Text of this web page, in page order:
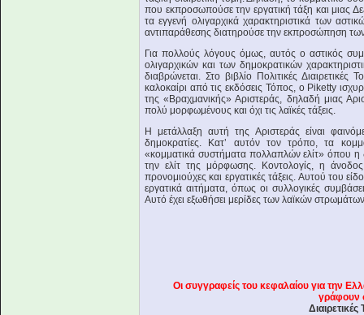
που εκπροσωπούσε την εργατική τάξη και μιας
τα εγγενή ολιγαρχικά χαρακτηριστικά των
αντιπαράθεσης διατηρούσε την εκπροσώπηση
Για πολλούς λόγους όμως, αυτός ο αστικός
ολιγαρχικών και των δημοκρατικών
διαβρώνεται. Στο βιβλίο Πολιτικές
καλοκαίρι από τις εκδόσεις Τόπος, ο Piketty
της «Βραχμανικής» Αριστεράς, δηλαδή μιας
πολύ μορφωμένους και όχι τις λαϊκές τάξεις.
Η μετάλλαξη αυτή της Αριστεράς είναι
δημοκρατίες. Κατ’ αυτόν τον τρόπο, τα
«κομματικά συστήματα πολλαπλών ελίτ» όπου η
την ελίτ της μόρφωσης. Κοντολογίς, η
προνομιούχες και εργατικές τάξεις. Αυτού του
εργατικά αιτήματα, όπως οι συλλογικές
Αυτό έχει εξωθήσει μερίδες των λαϊκών
Οι συγγραφείς του κεφαλαίου για την
γράφουν